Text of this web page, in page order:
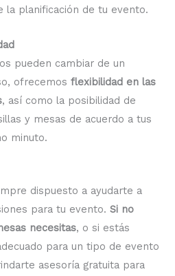
la planificación de tu evento.
pueden cambiar de un
ofrecemosflexibilidad en las
, así como la posibilidad de
y mesas de acuerdo a tus
minuto.
dispuesto a ayudarte a
para tu evento.Si no
necesitas, o si estás
para un tipo de evento
asesoría gratuita para